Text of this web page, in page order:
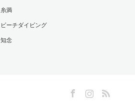
糸満
ビーチダイビング
知念